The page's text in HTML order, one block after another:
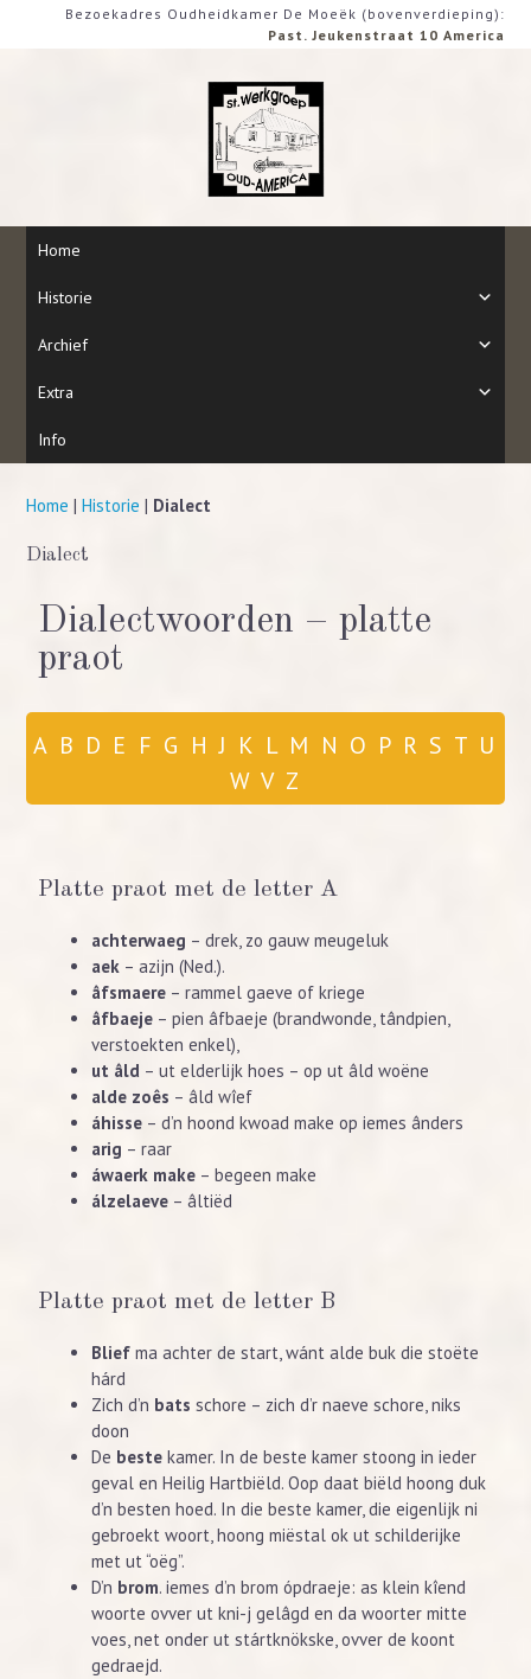
Bezoekadres Oudheidkamer De Moeëk (bovenverdieping):
Past. Jeukenstraat 10 America
Home
Historie
Archief
Extra
Info
Home | Historie | Dialect
Dialect
Dialectwoorden – platte
praot
A B D E F G H J K L M N O P R S T U
W V Z
Platte praot met de letter A
achterwaeg – drek, zo gauw meugeluk
aek – azijn (Ned.).
âfsmaere – rammel gaeve of kriege
âfbaeje – pien âfbaeje (brandwonde, tândpien,
verstoekten enkel),
ut âld – ut elderlijk hoes – op ut âld woëne
alde zoês – âld wîef
áhisse – d’n hoond kwoad make op iemes ânders
arig – raar
áwaerk make – begeen make
álzelaeve – âltiëd
Platte praot met de letter B
Blief ma achter de start, wánt alde buk die stoëte
hárd
Zich d’n bats schore – zich d’r naeve schore, niks
doon
De beste kamer. In de beste kamer stoong in ieder
geval en Heilig Hartbiëld. Oop daat biëld hoong duk
d’n besten hoed. In die beste kamer, die eigenlijk ni
gebroekt woort, hoong miëstal ok ut schilderijke
met ut “oëg”.
D’n brom. iemes d’n brom ópdraeje: as klein kîend
woorte ovver ut kni-j gelâgd en da woorter mitte
voes, net onder ut stártknökske, ovver de koont
gedraejd.